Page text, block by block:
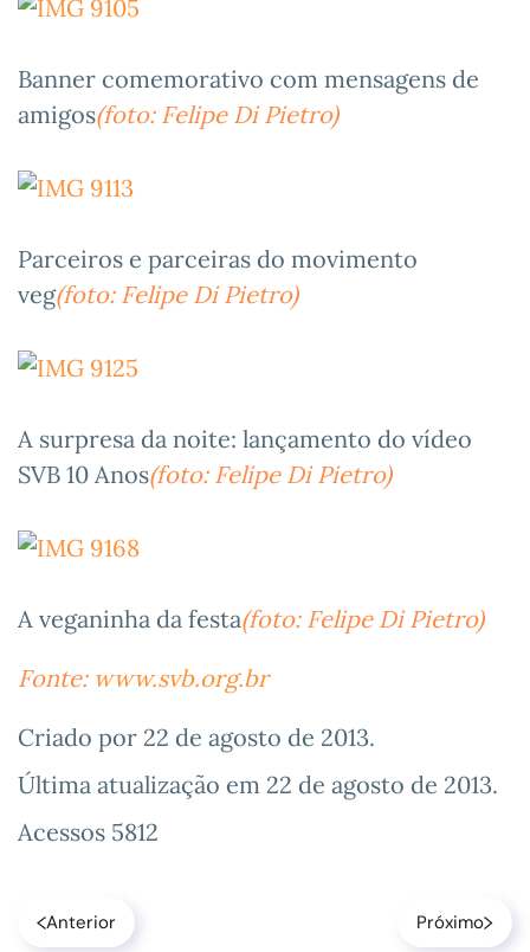
Banner comemorativo com mensagens de
amigos(foto: Felipe Di Pietro)
Parceiros e parceiras do movimento
veg(foto: Felipe Di Pietro)
A surpresa da noite: lançamento do vídeo
SVB 10 Anos(foto: Felipe Di Pietro)
A veganinha da festa(foto: Felipe Di Pietro)
Fonte: www.svb.org.br
Criado por 22 de agosto de 2013.
Última atualização em 22 de agosto de 2013.
Acessos 5812
Anterior Próximo